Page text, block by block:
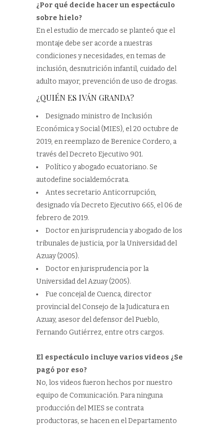
¿Por qué decide hacer un espectáculo
sobre hielo?
En el estudio de mercado se planteó que el
montaje debe ser acorde a nuestras
condiciones y necesidades, en temas de
inclusión, desnutrición infantil, cuidado del
adulto mayor, prevención de uso de drogas.
¿QUIÉN ES IVÁN GRANDA?
Designado ministro de Inclusión
Económica y Social (MIES), el 20 octubre de
2019, en reemplazo de Berenice Cordero, a
través del Decreto Ejecutivo 901.
Político y abogado ecuatoriano. Se
autodefine socialdemócrata.
Antes secretario Anticorrupción,
designado vía Decreto Ejecutivo 665, el 06 de
febrero de 2019.
Doctor en jurisprudencia y abogado de los
tribunales de justicia, por la Universidad del
Azuay (2005).
Doctor en jurisprudencia por la
Universidad del Azuay (2005).
Fue concejal de Cuenca, director
provincial del Consejo de la Judicatura en
Azuay, asesor del defensor del Pueblo,
Fernando Gutiérrez, entre otrs cargos.
El espectáculo incluye varios videos ¿Se
pagó por eso?
No, los videos fueron hechos por nuestro
equipo de Comunicación. Para ninguna
producción del MIES se contrata
productoras, se hacen en el Departamento